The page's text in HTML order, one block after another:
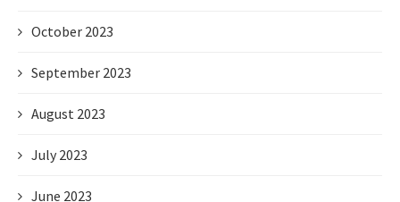
October 2023
September 2023
August 2023
July 2023
June 2023